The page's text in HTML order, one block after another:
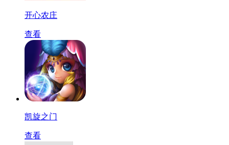
开心农庄
查看
凯旋之门
查看